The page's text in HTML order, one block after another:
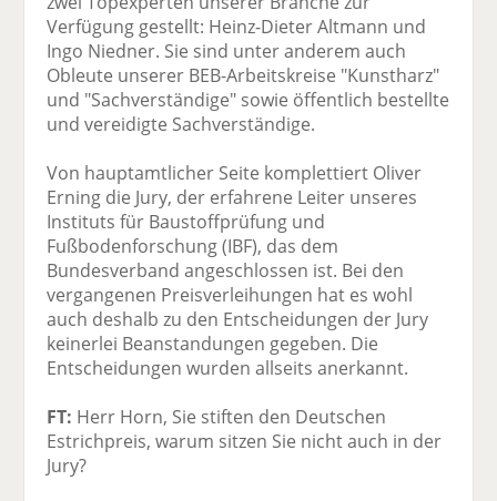
Verfügung gestellt: Heinz-Dieter Altmann und
Ingo Niedner. Sie sind unter anderem auch
Obleute unserer BEB-Arbeitskreise "Kunstharz"
und "Sachverständige" sowie öffentlich bestellte
und vereidigte Sachverständige.
Von hauptamtlicher Seite komplettiert Oliver
Erning die Jury, der erfahrene Leiter unseres
Instituts für Baustoffprüfung und
Fußbodenforschung (IBF), das dem
Bundesverband angeschlossen ist. Bei den
vergangenen Preisverleihungen hat es wohl
auch deshalb zu den Entscheidungen der Jury
keinerlei Beanstandungen gegeben. Die
Entscheidungen wurden allseits anerkannt.
FT: Herr Horn, Sie stiften den Deutschen
Estrichpreis, warum sitzen Sie nicht auch in der
Jury?